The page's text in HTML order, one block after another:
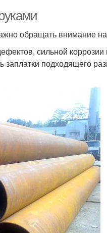
обращать внимание на
сильной
заплатки подходящего